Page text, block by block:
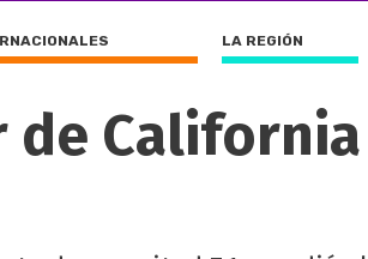
LA REGIÓN
de California